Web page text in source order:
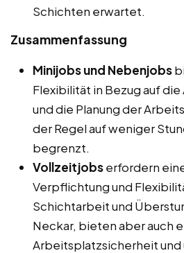
Schichten erwartet.
Zusammenfassung
Minijobs und Nebenjobs
Flexibilität in Bezug auf
und die Planung der
der Regel auf weniger
begrenzt.
Vollzeitjobserfordern
Verpflichtung und
Schichtarbeit und
Neckar, bieten aber auch
Arbeitsplatzsicherheit und